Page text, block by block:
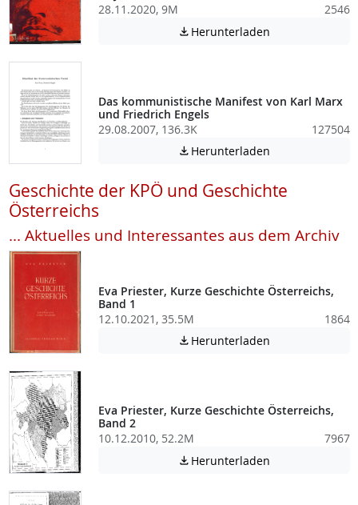
28.11.2020, 9M
2546
 Herunterladen
Das kommunistische Manifest von Karl Marx
und Friedrich Engels
29.08.2007, 136.3K
127504
 Herunterladen
Geschichte der KPÖ und Geschichte
Österreichs
... Aktuelles und Interessantes aus dem Archiv
Eva Priester, Kurze Geschichte Österreichs,
Band 1
12.10.2021, 35.5M
1864
 Herunterladen
Eva Priester, Kurze Geschichte Österreichs,
Band 2
10.12.2010, 52.2M
7967
 Herunterladen